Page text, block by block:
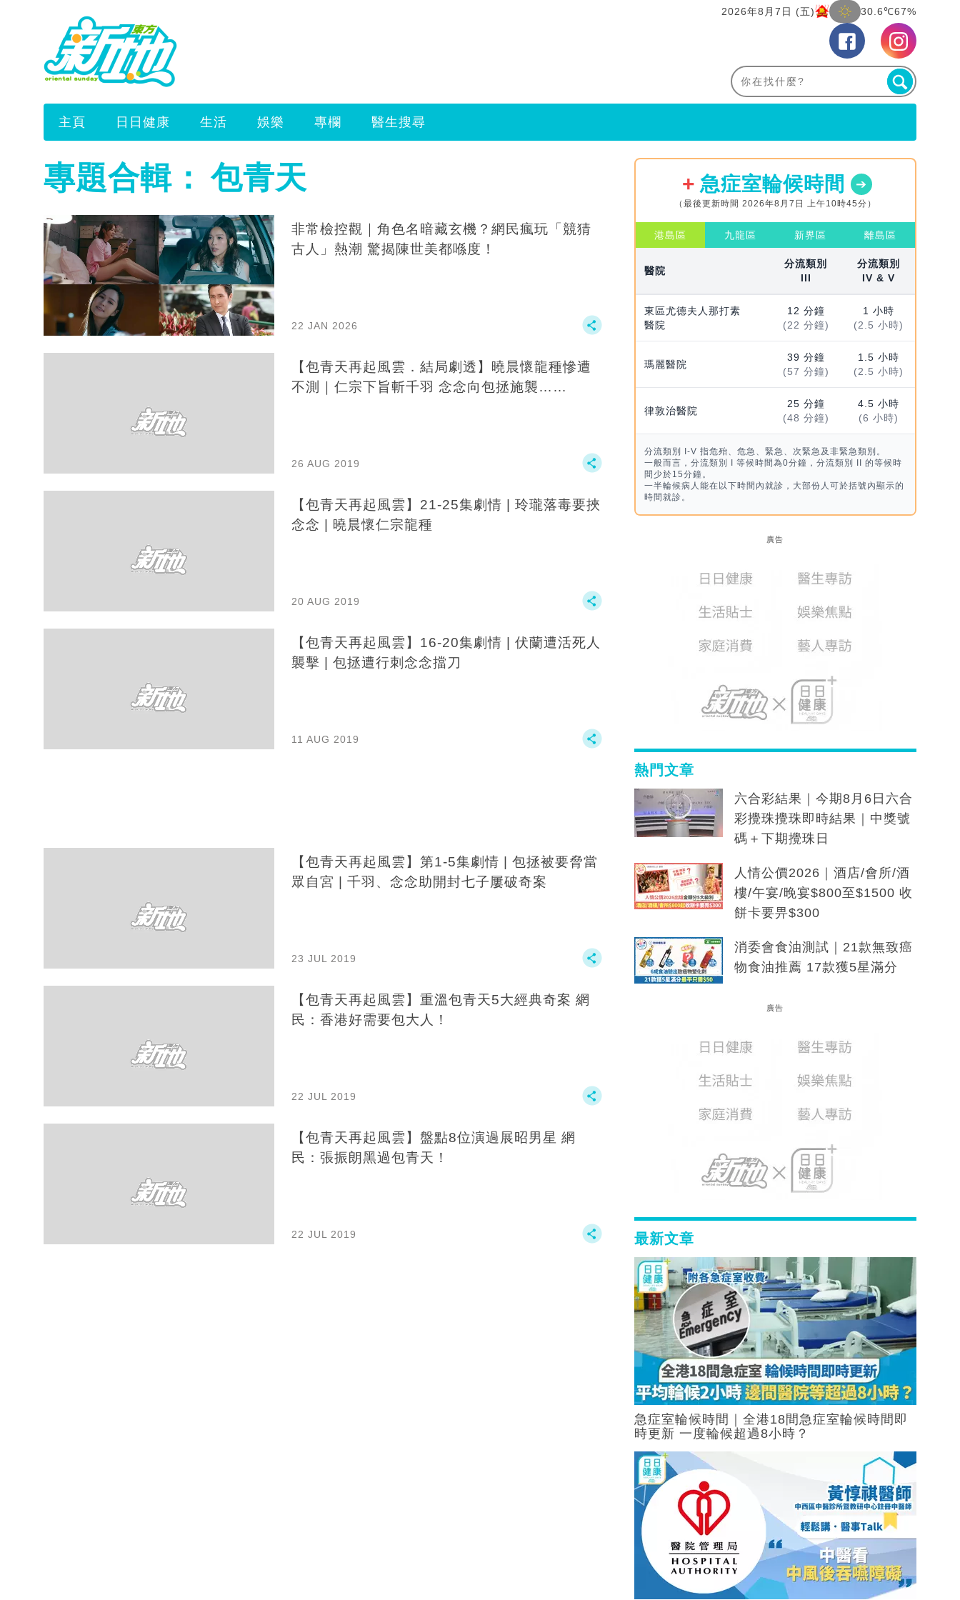
2026年8月7日 (五) 30.6℃67%
主頁 日日健康 生活 娛樂 專欄 醫生搜尋
專題合輯： 包青天
非常檢控觀｜角色名暗藏玄機？網民瘋玩「競猜
古人」熱潮 驚揭陳世美都喺度！
22 JAN 2026
【包青天再起風雲．結局劇透】曉晨懷龍種慘遭
不測｜仁宗下旨斬千羽 念念向包拯施襲……
26 AUG 2019
【包青天再起風雲】21-25集劇情 | 玲瓏落毒要挾
念念 | 曉晨懷仁宗龍種
20 AUG 2019
【包青天再起風雲】16-20集劇情 | 伏蘭遭活死人
襲擊 | 包拯遭行刺念念擋刀
11 AUG 2019
【包青天再起風雲】第1-5集劇情 | 包拯被要脅當
眾自宮 | 千羽、念念助開封七子屢破奇案
23 JUL 2019
【包青天再起風雲】重溫包青天5大經典奇案 網
民：香港好需要包大人！
22 JUL 2019
【包青天再起風雲】盤點8位演過展昭男星 網
民：張振朗黑過包青天！
22 JUL 2019
急症室輪候時間
（最後更新時間 2026年8月7日 上午10時45分）
港島區 九龍區 新界區 離島區
醫院
分流類別
III
分流類別
IV & V
東區尤德夫人那打素
醫院
12 分鐘
(22 分鐘)
1 小時
(2.5 小時)
瑪麗醫院
39 分鐘
(57 分鐘)
1.5 小時
(2.5 小時)
律敦治醫院
25 分鐘
(48 分鐘)
4.5 小時
(6 小時)
分流類別 I-V 指危殆、危急、緊急、次緊急及非緊急類別。
一般而言，分流類別 I 等候時間為0分鐘，分流類別 II 的等候時
間少於15分鐘。
一半輪候病人能在以下時間內就診，大部份人可於括號內顯示的
時間就診。
廣告
熱門文章
六合彩結果｜今期8月6日六合
彩攪珠攪珠即時結果｜中獎號
碼＋下期攪珠日
人情公價2026｜酒店/會所/酒
樓/午宴/晚宴$800至$1500 收
餅卡要畀$300
消委會食油測試｜21款無致癌
物食油推薦 17款獲5星滿分
廣告
最新文章
急症室輪候時間｜全港18間急症室輪候時間即
時更新 一度輪候超過8小時？